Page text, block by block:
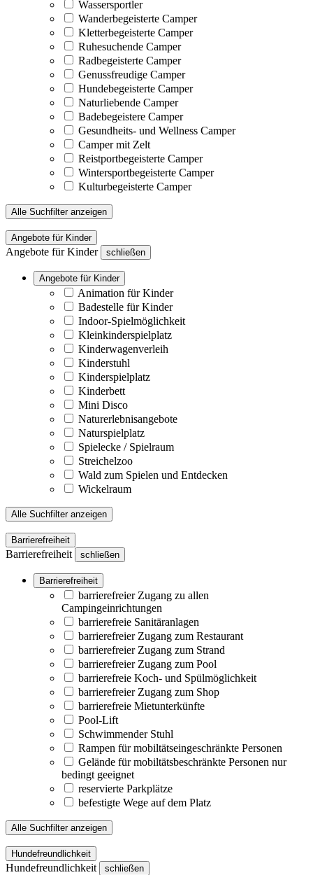
Wassersportler
Wanderbegeisterte Camper
Kletterbegeisterte Camper
Ruhesuchende Camper
Radbegeisterte Camper
Genussfreudige Camper
Hundebegeisterte Camper
Naturliebende Camper
Badebegeistere Camper
Gesundheits- und Wellness Camper
Camper mit Zelt
Reistportbegeisterte Camper
Wintersportbegeisterte Camper
Kulturbegeisterte Camper
Alle Suchfilter anzeigen
Angebote für Kinder
Angebote für Kinder schließen
Angebote für Kinder
Animation für Kinder
Badestelle für Kinder
Indoor-Spielmöglichkeit
Kleinkinderspielplatz
Kinderwagenverleih
Kinderstuhl
Kinderspielplatz
Kinderbett
Mini Disco
Naturerlebnisangebote
Naturspielplatz
Spielecke / Spielraum
Streichelzoo
Wald zum Spielen und Entdecken
Wickelraum
Alle Suchfilter anzeigen
Barrierefreiheit
Barrierefreiheit schließen
Barrierefreiheit
barrierefreier Zugang zu allen
Campingeinrichtungen
barrierefreie Sanitäranlagen
barrierefreier Zugang zum Restaurant
barrierefreier Zugang zum Strand
barrierefreier Zugang zum Pool
barrierefreie Koch- und Spülmöglichkeit
barrierefreier Zugang zum Shop
barrierefreie Mietunterkünfte
Pool-Lift
Schwimmender Stuhl
Rampen für mobiltätseingeschränkte Personen
Gelände für mobiltätsbeschränkte Personen nur
bedingt geeignet
reservierte Parkplätze
befestigte Wege auf dem Platz
Alle Suchfilter anzeigen
Hundefreundlichkeit
Hundefreundlichkeit schließen